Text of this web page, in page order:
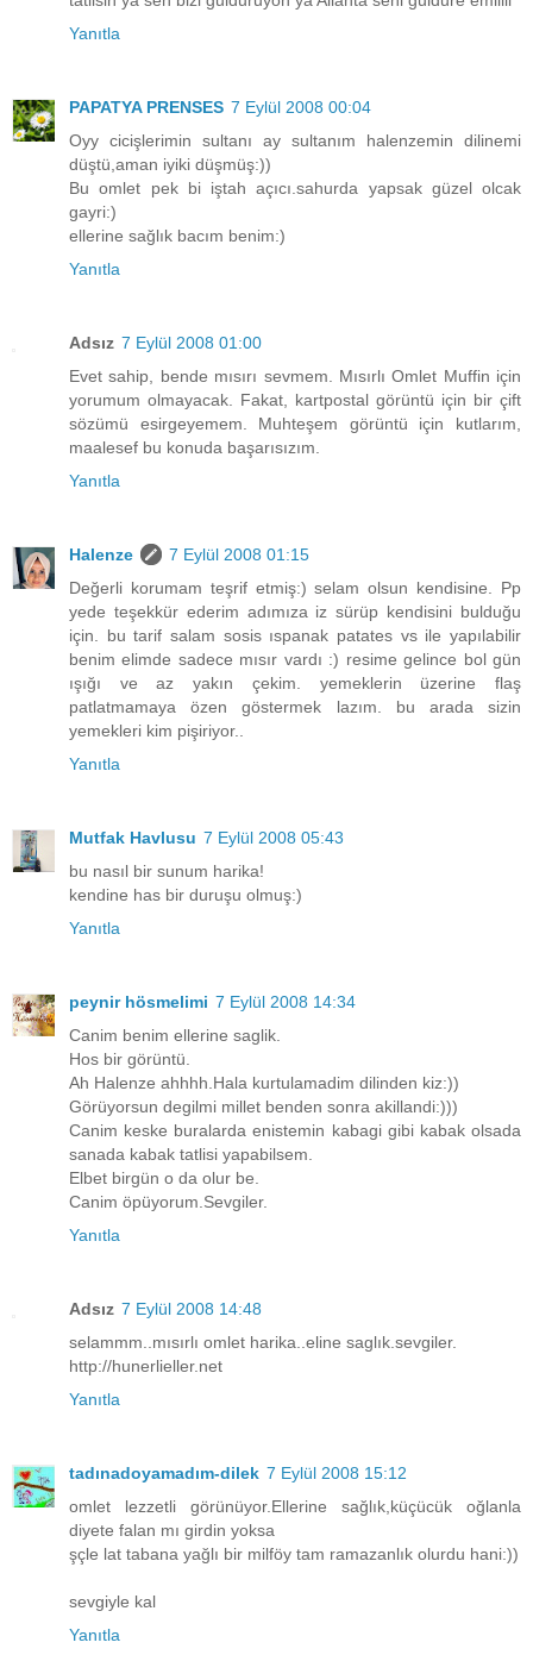
Yanıtla
PAPATYA PRENSES 7 Eylül 2008 00:04
Oyy cicişlerimin sultanı ay sultanım halenzemin dilinemi
düştü,aman iyiki düşmüş:))
Bu omlet pek bi iştah açıcı.sahurda yapsak güzel olcak
gayri:)
ellerine sağlık bacım benim:)
Yanıtla
Adsız 7 Eylül 2008 01:00
Evet sahip, bende mısırı sevmem. Mısırlı Omlet Muffin için
yorumum olmayacak. Fakat, kartpostal görüntü için bir çift
sözümü esirgeyemem. Muhteşem görüntü için kutlarım,
maalesef bu konuda başarısızım.
Yanıtla
Halenze
7 Eylül 2008 01:15
Değerli korumam teşrif etmiş:) selam olsun kendisine. Pp
yede teşekkür ederim adımıza iz sürüp kendisini bulduğu
için. bu tarif salam sosis ıspanak patates vs ile yapılabilir
benim elimde sadece mısır vardı :) resime gelince bol gün
ışığı ve az yakın çekim. yemeklerin üzerine flaş
patlatmamaya özen göstermek lazım. bu arada sizin
yemekleri kim pişiriyor..
Yanıtla
Mutfak Havlusu 7 Eylül 2008 05:43
bu nasıl bir sunum harika!
kendine has bir duruşu olmuş:)
Yanıtla
peynir hösmelimi 7 Eylül 2008 14:34
Canim benim ellerine saglik.
Hos bir görüntü.
Ah Halenze ahhhh.Hala kurtulamadim dilinden kiz:))
Görüyorsun degilmi millet benden sonra akillandi:)))
Canim keske buralarda enistemin kabagi gibi kabak olsada
sanada kabak tatlisi yapabilsem.
Elbet birgün o da olur be.
Canim öpüyorum.Sevgiler.
Yanıtla
Adsız 7 Eylül 2008 14:48
selammm..mısırlı omlet harika..eline saglık.sevgiler.
http://hunerlieller.net
Yanıtla
tadınadoyamadım-dilek 7 Eylül 2008 15:12
omlet lezzetli görünüyor.Ellerine sağlık,küçücük oğlanla
diyete falan mı girdin yoksa
şçle lat tabana yağlı bir milföy tam ramazanlık olurdu hani:))
sevgiyle kal
Yanıtla